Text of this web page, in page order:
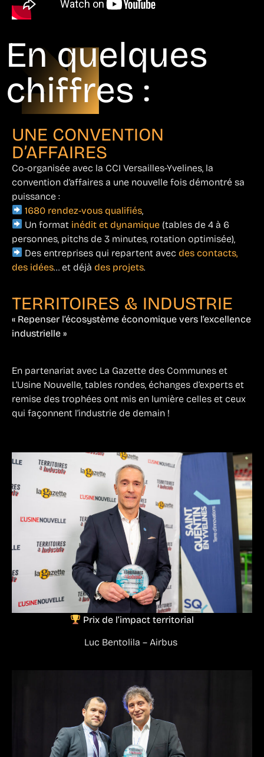
En quelques
chiffres :
UNE CONVENTION
D’AFFAIRES
Co-organisée avec la CCI Versailles-Yvelines, la
convention d’affaires a une nouvelle fois démontré sa
puissance :
1680 rendez-vous qualifiés,
Un format inédit et dynamique (tables de 4 à 6
personnes, pitchs de 3 minutes, rotation optimisée),
Des entreprises qui repartent avecdes contacts,
des idées… et déjà des projets.
TERRITOIRES & INDUSTRIE
« Repenser l’écosystème économique vers l’excellence
industrielle »
En partenariat avec La Gazette des Communes et
L’Usine Nouvelle, tables rondes, échanges d’experts et
remise des trophées ont mis en lumière celles et ceux
qui façonnent l’industrie de demain !
Prix de l’impact territorial
Luc Bentolila – Airbus